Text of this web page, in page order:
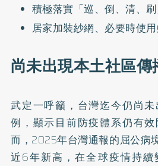
積極落實「巡、倒、清、
居家加裝紗網、必要時使
尚未出現本土社區傳
武定一呼籲，台灣迄今仍尚
例，顯示目前防疫體系仍有
而，2025年台灣通報的屈公病
近6年新高，在全球疫情持